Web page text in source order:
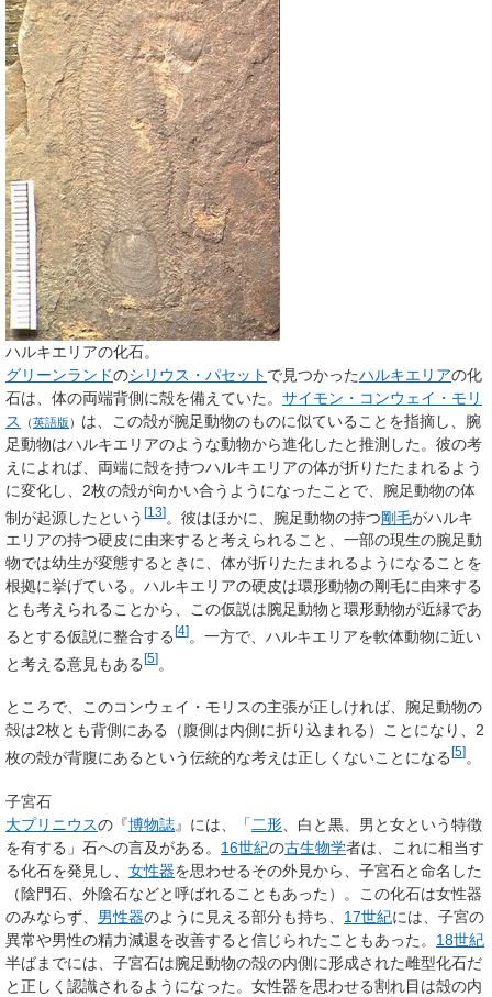
ハルキエリアの化石。
グリーンランドのシリウス・パセット で見つかったハルキエリアの化
石は、体の両端背側に殻を備えていた。 サイモン・コンウェイ・モリ
ス
（英語版 ） は、この殻が腕足動物のものに似ていることを指摘し、腕
足動物はハルキエリアのような動物から進化したと推測した。彼の考
えによれば、両端に殻を持つハルキエリアの体が折りたたまれるよう
に変化し、2枚の殻が向かい合うようになったことで、腕足動物の体
制が起源したという [13]。彼はほかに、腕足動物の持つ剛毛がハルキ
エリアの持つ硬皮に由来すると考えられること、一部の現生の腕足動
物では幼生が変態するときに、体が折りたたまれるようになることを
根拠に挙げている。ハルキエリアの硬皮は環形動物の剛毛に由来する
とも考えられることから、この仮説は腕足動物と環形動物が近縁であ
るとする仮説に整合する [4] 。一方で、ハルキエリアを軟体動物に近い
と考える意見もある[5]。
ところで、このコンウェイ・モリスの主張が正しければ、腕足動物の
殻は2枚とも背側にある（腹側は内側に折り込まれる）ことになり、2
枚の殻が背腹にあるという伝統的な考えは正しくないことになる [5] 。
子宮石
大プリニウスの『博物誌』には、「二形 、白と黒、男と女という特徴
を有する」石への言及がある。 16世紀の古生物学者は、これに相当す
る化石を発見し、 女性器を思わせるその外見から、子宮石と命名した
（陰門石、外陰石などと呼ばれることもあった）。この化石は女性器
のみならず、 男性器のように見える部分も持ち、 17世紀には、子宮の
異常や男性の精力減退を改善すると信じられたこともあった。 18世紀
半ばまでには、子宮石は腕足動物の殻の内側に形成された雌型化石だ
と正しく認識されるようになった。女性器を思わせる割れ目は殻の内